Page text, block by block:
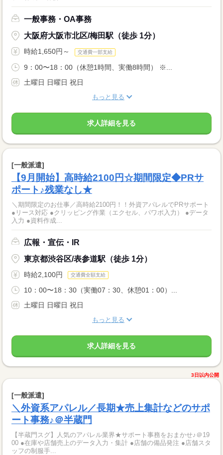
一般事務・OA事務
大阪府大阪市北区/梅田駅（徒歩 1分）
時給1,650円～ 交通費一部支給
9：00〜18：00（休憩1時間、実働8時間） ※...
土曜日 日曜日 祝日
もっと見る
求人詳細を見る
[一般派遣]
【9月開始】高時給2100円☆期間限定◆PRサ
ポート♪残業なし★
＼期間限定のお仕事／高時給2100円！！外資アパレルでPRサポート
●リース対応 ●クリッピング作業（エクセル、パワポ入力） ●データ
入力 ●資料作成...
広報・宣伝・IR
東京都渋谷区/表参道駅（徒歩 1分）
時給2,100円 交通費全額支給
10：00〜18：30（実働07：30、休憩01：00）...
土曜日 日曜日 祝日
もっと見る
求人詳細を見る
3日以内公開
[一般派遣]
＼外資系アパレル／長期★売上集計などのサポ
ート事務♪＠半蔵門
【半蔵門スグ】人気のアパレル業界★サポート事務をおまかせ♪＠19
00 ●在庫や店舗売上のデータ入力・集計 ●店舗の備品発注 ●店舗スタ
ッフの制服手...